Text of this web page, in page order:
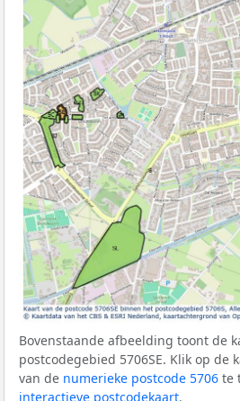
Bovenstaande afbeelding toont de
postcodegebied 5706SE. Klik op de
van de numerieke postcode 5706 te
interactieve postcodekaart.